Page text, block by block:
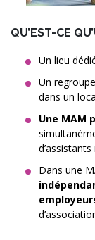
QU’EST-CE
Un lieu
Un
dans un
Une MAM
Dans une